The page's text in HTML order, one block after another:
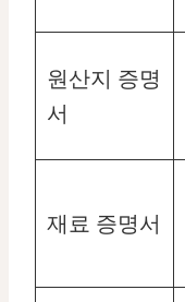
원산지 증명
서
재료 증명서